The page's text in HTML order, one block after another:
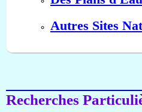
Autres Sites
Recherches